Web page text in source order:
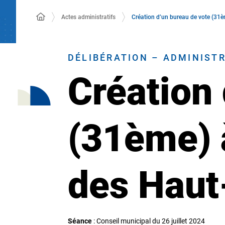
Actes administratifs Création d’un bureau de vote
DÉLIBÉRATION –
Création
(31ème)
des
Séance : Conseil municipal du 26 juillet 2024